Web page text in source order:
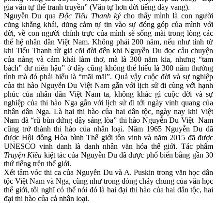
gia văn tự thế tranh truyền” (Văn tự hơn đời tiếng dày vang).
Nguyễn Du qua Độc Tiểu Thanh ký cho thấy mình là con người
cũng khẳng khái, dũng cảm tự tin vào sự đóng góp của mình với
đời, về con người chính trực của mình sẽ sống mãi trong lòng các
thế hệ nhân dân Việt Nam. Không phải 200 năm, nếu như tính từ
khi Tiểu Thanh từ giã cõi đời đến khi Nguyễn Du đọc câu chuyện
của nàng và cảm khái làm thơ, mà là 300 năm kia, nhưng “tam
bách” dư niên hậu” ở đây cũng không thể hiểu là 300 năm thường
tình mà đó phải hiểu là “mãi mãi”. Quả vậy cuộc đời và sự nghiệp
của thi hào Nguyễn Du Việt Nam gắn với lịch sử đi cùng với hạnh
phúc của nhân dân Việt Nam ta, không khác gì cuộc đời và sự
nghiệp của thi hào Nga gắn với lịch sử đi tới ngày vinh quang của
nhân dân Nga. Là hai thi hào của hai dân tộc, ngày nay khi Việt
Nam đã “rũ bùn đứng dậy sáng lòa” thi hào Nguyễn Du Việt Nam
cũng trở thành thi hào của nhân loại. Năm 1965 Nguyễn Du đã
được Hội đồng Hòa bình Thế giới tôn vinh và năm 2015 đã được
UNESCO vinh danh là danh nhân văn hóa thế giới. Tác phẩm
Truyện Kiều kiệt tác của Nguyễn Du đã được phổ biến bằng gần 30
thứ tiếng trên thế giới.
Xét tầm vóc thi ca của Nguyễn Du và A. Puskin trong văn học dân
tộc Việt Nam và Nga, cũng như trong dòng chảy chung của văn học
thế giới, tôi nghĩ có thể nói đó là hai đại thi hào của hai dân tộc, hai
đại thi hào của cả nhân loại.